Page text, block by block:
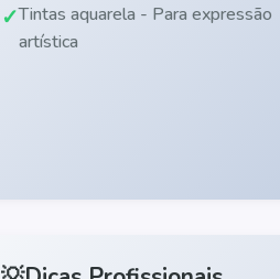
Tintas aquarela - Para expressão
artística